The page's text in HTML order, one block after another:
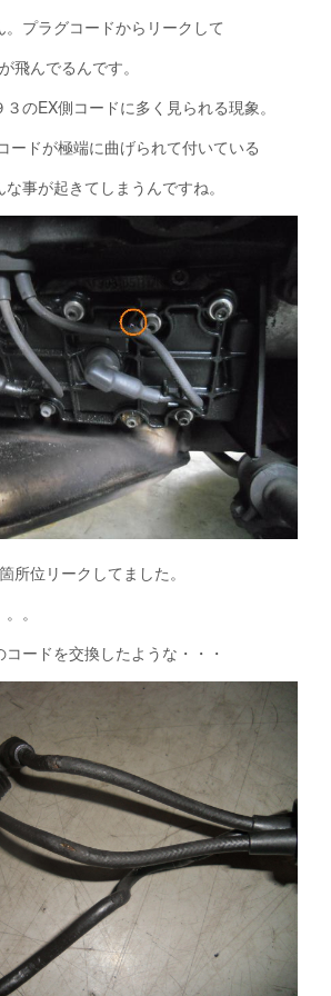
。プラグコードからリークして
飛んでるんです。
のEX側コードに多く見られる現象。
ードが極端に曲げられて付いている
事が起きてしまうんですね。
所位リークしてました。
。
ードを交換したような・・・